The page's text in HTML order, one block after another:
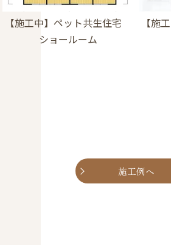
【施工中】ペット共生住宅
ショールーム
【施
施工例へ